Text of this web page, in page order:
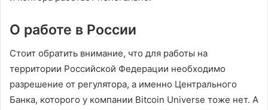
О работе в России
Стоит обратить внимание, что для работы на
территории Российской Федерации необходимо
разрешение от регулятора, а именно Центрального
Банка, которого у компании Bitcoin Universe тоже нет. А